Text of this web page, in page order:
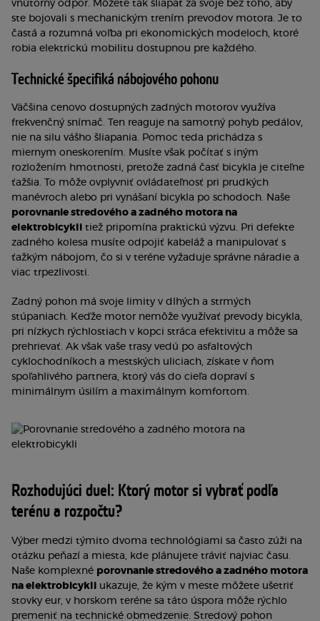
vnútorný odpor. Môžete tak šliapať za svoje bez toho, aby
ste bojovali s mechanickým trením prevodov motora. Je to
častá a rozumná voľba pri ekonomických modeloch, ktoré
robia elektrickú mobilitu dostupnou pre každého.
Technické špecifiká nábojového pohonu
Väčšina cenovo dostupných zadných motorov využíva
frekvenčný snímač. Ten reaguje na samotný pohyb pedálov,
nie na silu vášho šliapania. Pomoc teda prichádza s
miernym oneskorením. Musíte však počítať s iným
rozložením hmotnosti, pretože zadná časť bicykla je citeľne
ťažšia. To môže ovplyvniť ovládateľnosť pri prudkých
manévroch alebo pri vynášaní bicykla po schodoch. Naše
porovnanie stredového a zadného motora na
elektrobicykli tiež pripomína praktickú výzvu. Pri defekte
zadného kolesa musíte odpojiť kabeláž a manipulovať s
ťažkým nábojom, čo si v teréne vyžaduje správne náradie a
viac trpezlivosti.
Zadný pohon má svoje limity v dlhých a strmých
stúpaniach. Keďže motor nemôže využívať prevody bicykla,
pri nízkych rýchlostiach v kopci stráca efektivitu a môže sa
prehrievať. Ak však vaše trasy vedú po asfaltových
cyklochodníkoch a mestských uliciach, získate v ňom
spoľahlivého partnera, ktorý vás do cieľa dopraví s
minimálnym úsilím a maximálnym komfortom.
Rozhodujúci duel: Ktorý motor si vybrať podľa
terénu a rozpočtu?
Výber medzi týmito dvoma technológiami sa často zúži na
otázku peňazí a miesta, kde plánujete tráviť najviac času.
Naše komplexné porovnanie stredového a zadného motora
na elektrobicykli ukazuje, že kým v meste môžete ušetriť
stovky eur, v horskom teréne sa táto úspora môže rýchlo
premeniť na technické obmedzenie. Stredový pohon